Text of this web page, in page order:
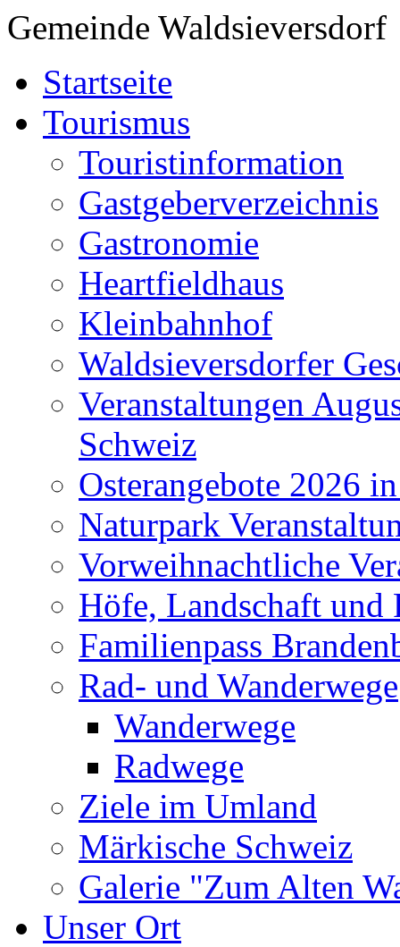
Gemeinde Waldsieversdorf
Startseite
Tourismus
Touristinformation
Gastgeberverzeichnis
Gastronomie
Heartfieldhaus
Kleinbahnhof
Waldsieversdorfer
Veranstaltungen
Schweiz
Osterangebote 2026
Naturpark
Vorweihnachtliche
Höfe, Landschaft und
Familienpass
Rad- und Wanderwege
Wanderwege
Radwege
Ziele im Umland
Märkische Schweiz
Galerie "Zum Alten
Unser Ort